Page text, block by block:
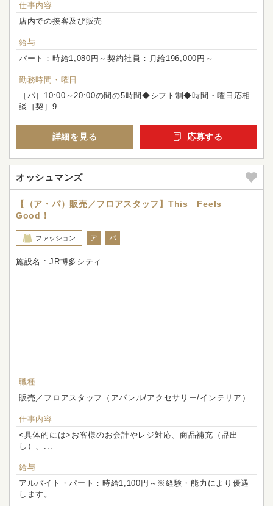
仕事内容
店内での接客及び販売
給与
パート：時給1,080円～契約社員：月給196,000円～
勤務時間・曜日
［パ］10:00～20:00の間の5時間◆シフト制◆時間・曜日応相
談［契］9...
詳細を見る 応募する
オッシュマンズ
【（ア・パ）販売／フロアスタッフ】This Feels
Good！
ファッション ア パ
施設名 : JR博多シティ
職種
販売／フロアスタッフ（アパレル/アクセサリー/インテリア）
仕事内容
<具体的には>お客様のお会計やレジ対応、商品補充（品出
し）、...
給与
アルバイト・パート：時給1,100円～※経験・能力により優遇
します。